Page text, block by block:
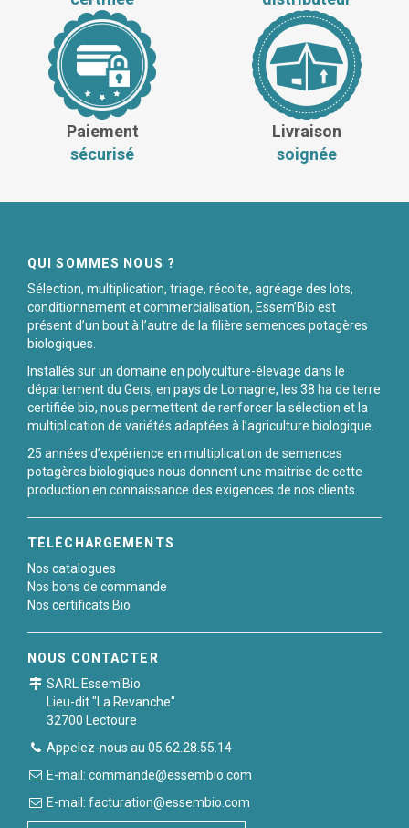
Paiement
sécurisé
Livraison
soignée
QUI SOMMES NOUS ?
Sélection, multiplication, triage, récolte, agréage des lots,
conditionnement et commercialisation, Essem’Bio est
présent d’un bout à l’autre de la filière semences potagères
biologiques.
Installés sur un domaine en polyculture-élevage dans le
département du Gers, en pays de Lomagne, les 38 ha de terre
certifiée bio, nous permettent de renforcer la sélection et la
multiplication de variétés adaptées à l’agriculture biologique.
25 années d’expérience en multiplication de semences
potagères biologiques nous donnent une maitrise de cette
production en connaissance des exigences de nos clients.
TÉLÉCHARGEMENTS
Nos catalogues
Nos bons de commande
Nos certificats Bio
NOUS CONTACTER
SARL Essem'Bio
Lieu-dit "La Revanche"
32700 Lectoure
Appelez-nous au 05.62.28.55.14
E-mail: commande@essembio.com
E-mail: facturation@essembio.com